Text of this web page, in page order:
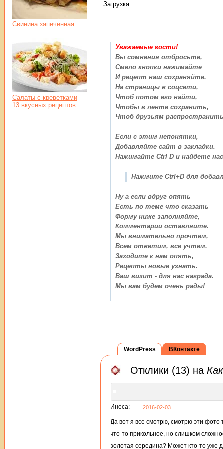
Загрузка...
Уважаемые гости!
Вы сомнения отбросьте,
Смело кнопки нажимайте
И рецепт наш сохраняйте.
На страницы в соцсети,
Чтоб потом его найти,
Чтобы в ленте сохранить,
Чтоб друзьям
Если с этим непонятки,
Добавляйте сайт в закладки.
Нажимайте Ctrl D и найдете
Нажмите Ctrl+D для
Ну а если вдруг опять
Есть по теме что сказать
Форму ниже заполняйте,
Комментарий оставляйте.
Мы внимательно прочтем,
Всем ответим, все учтем.
Заходите к нам опять,
Рецепты новые узнать.
Ваш визит - для нас награда.
Мы вам будем очень рады!
WordPress
Отклики (13) на
Инеса: 2016-02-03
Да вот я все смотрю, смотрю эти фото
что-то прикольное, но слишком
золотая середина? Может кто-то уже
ВКонтакте
Свинина запеченная
Салаты с креветками
13 вкусных рецептов